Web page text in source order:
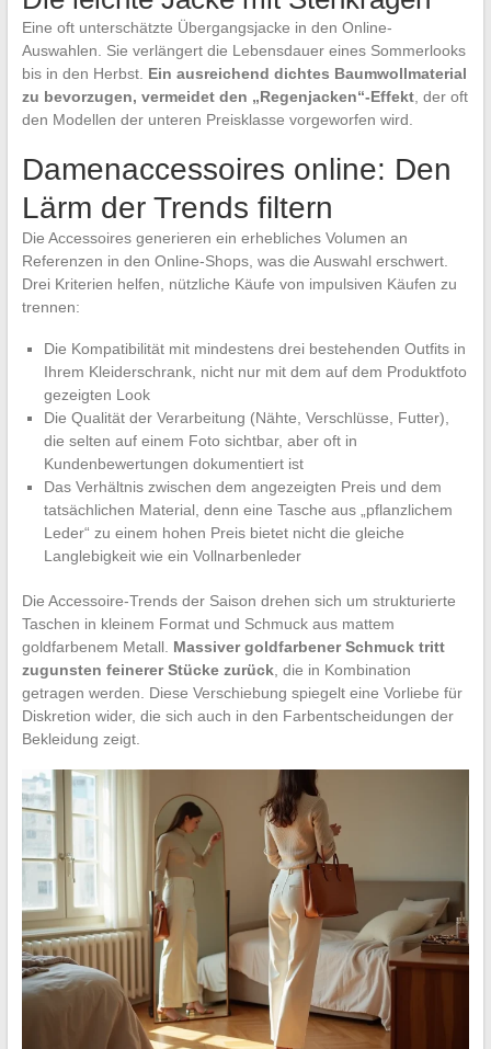
Eine oft unterschätzte Übergangsjacke in den Online-
Auswahlen. Sie verlängert die Lebensdauer eines Sommerlooks
bis in den Herbst. Ein ausreichend dichtes Baumwollmaterial
zu bevorzugen, vermeidet den „Regenjacken“-Effekt, der oft
den Modellen der unteren Preisklasse vorgeworfen wird.
Damenaccessoires online: Den
Lärm der Trends filtern
Die Accessoires generieren ein erhebliches Volumen an
Referenzen in den Online-Shops, was die Auswahl erschwert.
Drei Kriterien helfen, nützliche Käufe von impulsiven Käufen zu
trennen:
Die Kompatibilität mit mindestens drei bestehenden Outfits in
Ihrem Kleiderschrank, nicht nur mit dem auf dem Produktfoto
gezeigten Look
Die Qualität der Verarbeitung (Nähte, Verschlüsse, Futter),
die selten auf einem Foto sichtbar, aber oft in
Kundenbewertungen dokumentiert ist
Das Verhältnis zwischen dem angezeigten Preis und dem
tatsächlichen Material, denn eine Tasche aus „pflanzlichem
Leder“ zu einem hohen Preis bietet nicht die gleiche
Langlebigkeit wie ein Vollnarbenleder
Die Accessoire-Trends der Saison drehen sich um strukturierte
Taschen in kleinem Format und Schmuck aus mattem
goldfarbenem Metall. Massiver goldfarbener Schmuck tritt
zugunsten feinerer Stücke zurück, die in Kombination
getragen werden. Diese Verschiebung spiegelt eine Vorliebe für
Diskretion wider, die sich auch in den Farbentscheidungen der
Bekleidung zeigt.